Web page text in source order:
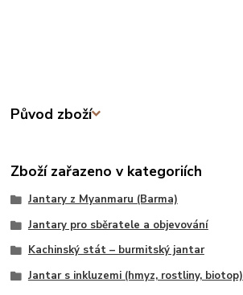
Původ zboží
Zboží zařazeno v kategoriích
Jantary z Myanmaru (Barma)
Jantary pro sběratele a objevování
Kachinský stát – burmitský jantar
Jantar s inkluzemi (hmyz, rostliny, biotop)